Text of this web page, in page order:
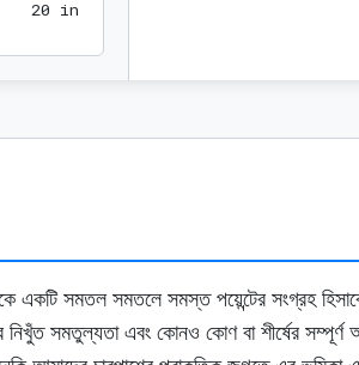
20 in
সমতল সমতলে সমস্ত পয়েন্টের সংগ্রহ হিসাবে
নিখুঁত সমতুল্যতা এবং কোনও কোণ বা শীর্ষের